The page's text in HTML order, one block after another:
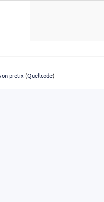
pretix (Quellcode)